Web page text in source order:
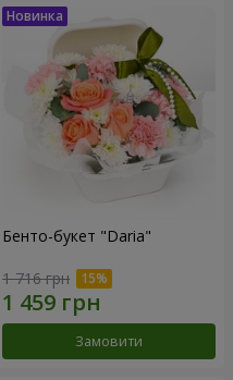
Бенто-букет "Daria"
1 716 грн
Замовити